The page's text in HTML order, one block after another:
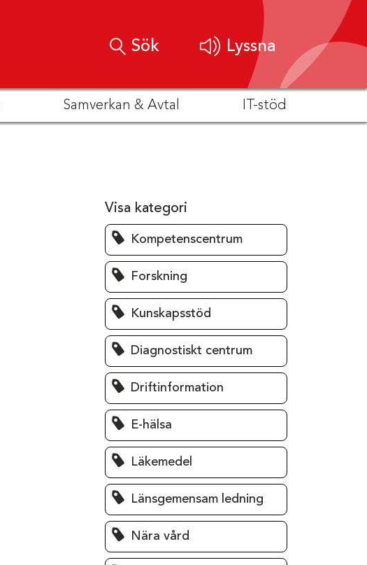
Sök Lyssna
Samverkan & Avtal IT-stöd
Visa kategori
Kompetenscentrum
Forskning
Kunskapsstöd
Diagnostiskt centrum
Driftinformation
E-hälsa
Läkemedel
Länsgemensam ledning
Nära vård